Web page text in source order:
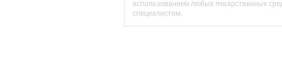
Розувастатин представляет собой
использованием любых лекарственных
специалистом.